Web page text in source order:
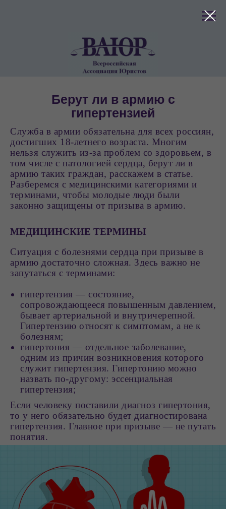
Берут ли в армию с
гипертензией
Служба в армии обязательна для всех россиян,
достигших 18-летнего возраста. Многим
нельзя служить из-за проблем со здоровьем, в
том числе с патологией сердца, берут ли в
армию таких граждан, расскажем в статье.
Разберемся с медицинскими категориями и
терминами, чтобы молодые люди были
законно защищены от призыва в армию.
МЕДИЦИНСКИЕ ТЕРМИНЫ
Ситуация с болезнями сердца при призыве в
армию достаточно сложная. Здесь важно не
запутаться с терминами:
гипертензия — состояние,
сопровождающееся повышенным давлением,
бывает артериальной и внутричерепной.
Гипертензию относят к симптомам, а не к
болезням;
гипертония — отдельное заболевание,
одним из причин возникновения которого
служит гипертензия. Гипертонию можно
назвать по-другому: эссенциальная
гипертензия;
Если человеку поставили диагноз гипертония,
то у него обязательно будет диагностирована
гипертензия. Главное при призыве — не путать
понятия.